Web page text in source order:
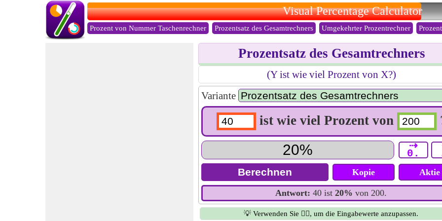
Visual Percentage Calculator
Prozent von Nummer Taschenrechner Prozentsatz des Gesamtrechners Umgekehrter Prozentrechner
Prozentsatz des Gesamtrechners
(Y ist wie viel Prozent von X?)
Variante
ist wie viel Prozent von
⇢
0.
Kopie Aktie
Antwort: 40 ist 20% von 200.
💡 Verwenden Sie 👆🏻, um die Eingabewerte anzupassen.